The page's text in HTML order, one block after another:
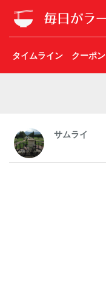
タイムライン クーポン
サムライ